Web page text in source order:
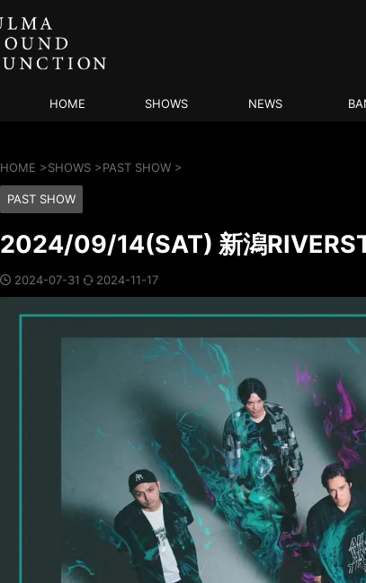
HOME SHOWS NEWS
HOME >SHOWS >PAST SHOW >
PAST SHOW
2024/09/14(SAT) 新潟
2024-07-31 2024-11-17